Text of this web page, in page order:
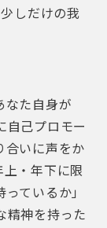
しだけの我
なた自身が
自己プロモー
合いに声をか
上・年下に限
ているか」
精神を持った